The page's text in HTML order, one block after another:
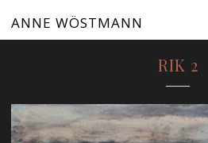
ANNE WÖSTMANN
RIK 2